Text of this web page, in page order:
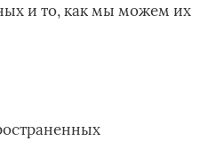
и то, как мы можем их